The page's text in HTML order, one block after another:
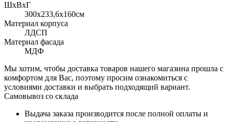
ШхВхГ
300x233,6х160см
Материал корпуса
ЛДСП
Материал фасада
МДФ
Мы хотим, чтобы доставка товаров нашего магазина прошла с
комфортом для Вас, поэтому просим ознакомиться с
условиями доставки и выбрать подходящий вариант.
Самовывоз со склада
Выдача заказа производится после полной оплаты и